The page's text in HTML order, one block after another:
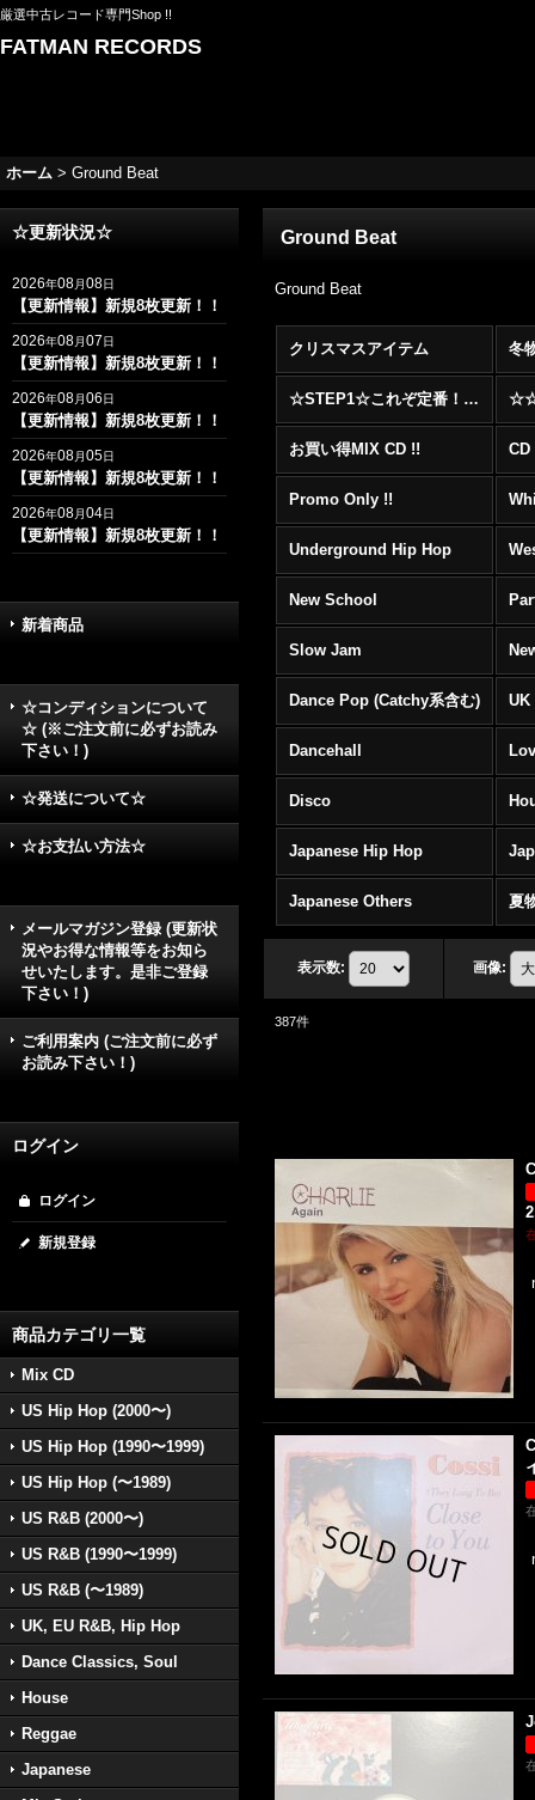
厳選中古レコード専門Shop !!
FATMAN RECORDS
ホーム > Ground Beat
☆更新状況☆
2026年08月08日
【更新情報】新規8枚更新！！
2026年08月07日
【更新情報】新規8枚更新！！
2026年08月06日
【更新情報】新規8枚更新！！
2026年08月05日
【更新情報】新規8枚更新！！
2026年08月04日
【更新情報】新規8枚更新！！
新着商品
☆コンディションについて
☆ (※ご注文前に必ずお読み
下さい！)
☆発送について☆
☆お支払い方法☆
メールマガジン登録 (更新状
況やお得な情報等をお知ら
せいたします。是非ご登録
下さい！)
ご利用案内 (ご注文前に必ず
お読み下さい！)
ログイン
ログイン
新規登録
商品カテゴリ一覧
Mix CD
US Hip Hop (2000〜)
US Hip Hop (1990〜1999)
US Hip Hop (〜1989)
US R&B (2000〜)
US R&B (1990〜1999)
US R&B (〜1989)
UK, EU R&B, Hip Hop
Dance Classics, Soul
House
Reggae
Japanese
Ground Beat
Ground Beat
クリスマスアイテム 冬
☆STEP1☆これぞ定番！！まずはここから！2000年代R&BフロアヒットBest 100 !!!
お買い得MIX CD !!
Promo Only !!
Underground Hip Hop
New School
Slow Jam
Dance Pop (Catchy系含む) UK
Dancehall
Disco
Japanese Hip Hop
Japanese Others 夏
表示数: 画像:
387件